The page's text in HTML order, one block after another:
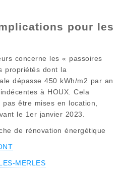
pour les
concerne les « passoires
propriétés dont la
dépasse 450 kWh/m2 par an
à HOUX. Cela
être mises en location,
le 1er janvier 2023.
de rénovation énergétique
MERLES